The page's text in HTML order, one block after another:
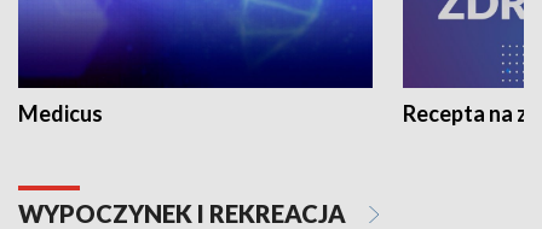
Medicus Recepta na
WYPOCZYNEK I REKREACJA